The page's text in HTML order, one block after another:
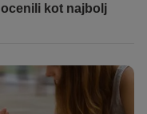
kot najbolj